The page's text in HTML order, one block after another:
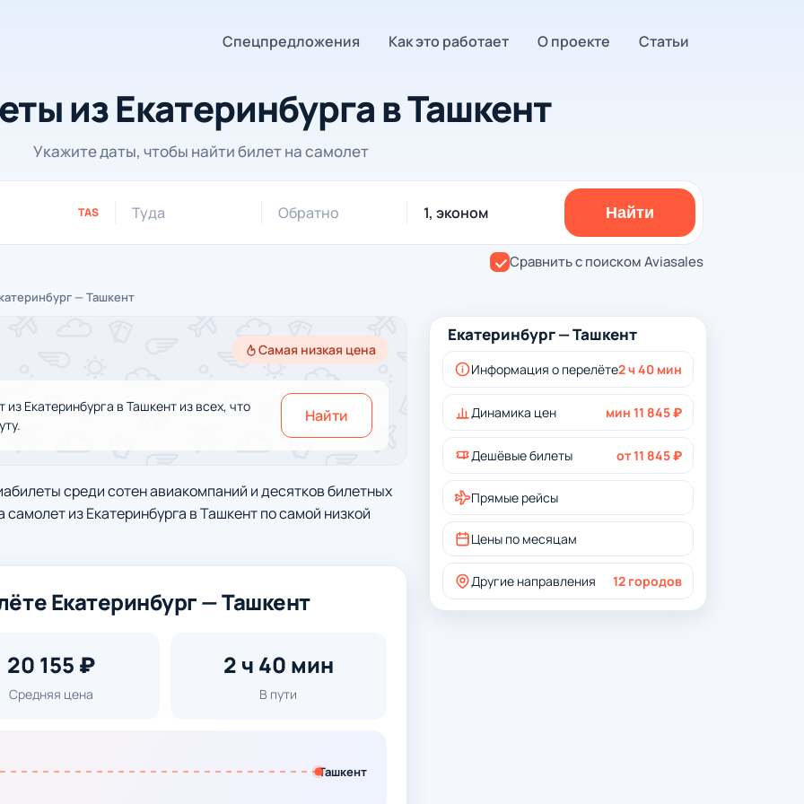
Спецпредложения Как это работает О проекте Статьи
из Екатеринбурга в Ташкент
Укажите даты, чтобы найти билет на самолет
TAS Туда Обратно 1, эконом Найти
Сравнить с поиском Aviasales
— Ташкент
Самая низкая цена
Екатеринбурга в Ташкент из всех, что
Найти
среди сотен авиакомпаний и десятков билетных
из Екатеринбурга в Ташкент по самой низкой
Екатеринбург — Ташкент
20 155 ₽
Средняя цена
2 ч 40 мин
В пути
Ташкент
Екатеринбург — Ташкент
Информация о перелёте2 ч 40 мин
Динамика цен мин 11 845 ₽
Дешёвые билеты от 11 845 ₽
Прямые рейсы
Цены по месяцам
Другие направления 12 городов